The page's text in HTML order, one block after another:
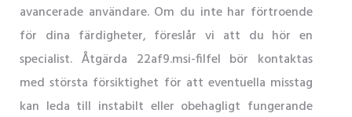
avancerade användare. Om du inte har förtroende
för dina färdigheter, föreslår vi att du hör en
specialist. Åtgärda 22af9.msi-filfel bör kontaktas
med största försiktighet för att eventuella misstag
kan leda till instabilt eller obehagligt fungerande